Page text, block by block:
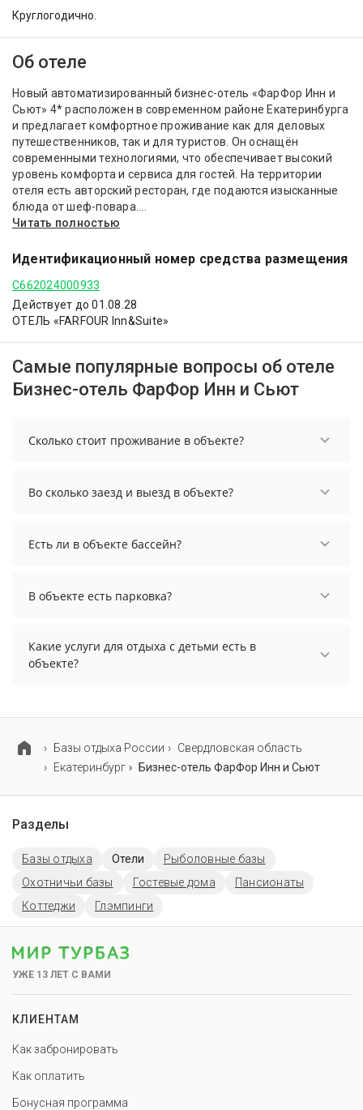
Круглогодично.
Об отеле
Новый автоматизированный бизнес-отель «ФарФор Инн и
Сьют» 4* расположен в современном районе Екатеринбурга
и предлагает комфортное проживание как для деловых
путешественников, так и для туристов. Он оснащён
современными технологиями, что обеспечивает высокий
уровень комфорта и сервиса для гостей. На территории
отеля есть авторский ресторан, где подаются изысканные
блюда от шеф-повара....
Читать полностью
Идентификационный номер средства размещения
С662024000933
Действует до 01.08.28
ОТЕЛЬ «FARFOUR Inn&Suite»
Самые популярные вопросы об отеле
Бизнес-отель ФарФор Инн и Сьют
Сколько стоит проживание в объекте?
в объекте, выберите нужные даты и количество
Во сколько заезд и выезд в объекте?
осуществить до 12:00.
Есть ли в объекте бассейн?
В объекте есть парковка?
перед бронированием у менеджера, возможно,
услуга оплачивается отдельно.
Какие услуги для отдыха с детьми есть в
объекте?
Базы отдыха России
Свердловская область
Екатеринбург
Бизнес-отель ФарФор Инн и Сьют
Разделы
Базы отдыха Отели
Рыболовные базы
Охотничьи базы
Гостевые дома
Пансионаты
Коттеджи
Глэмпинги
УЖЕ 13 ЛЕТ С ВАМИ
КЛИЕНТАМ
Как забронировать
Как оплатить
Бонусная программа